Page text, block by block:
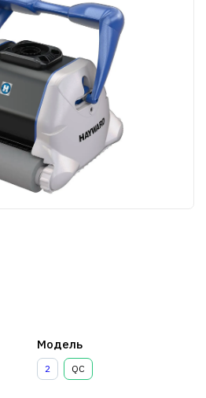
Модель
2 QC